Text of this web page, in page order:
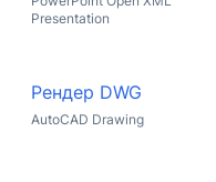
Presentation
Рендер DWG
AutoCAD Drawing